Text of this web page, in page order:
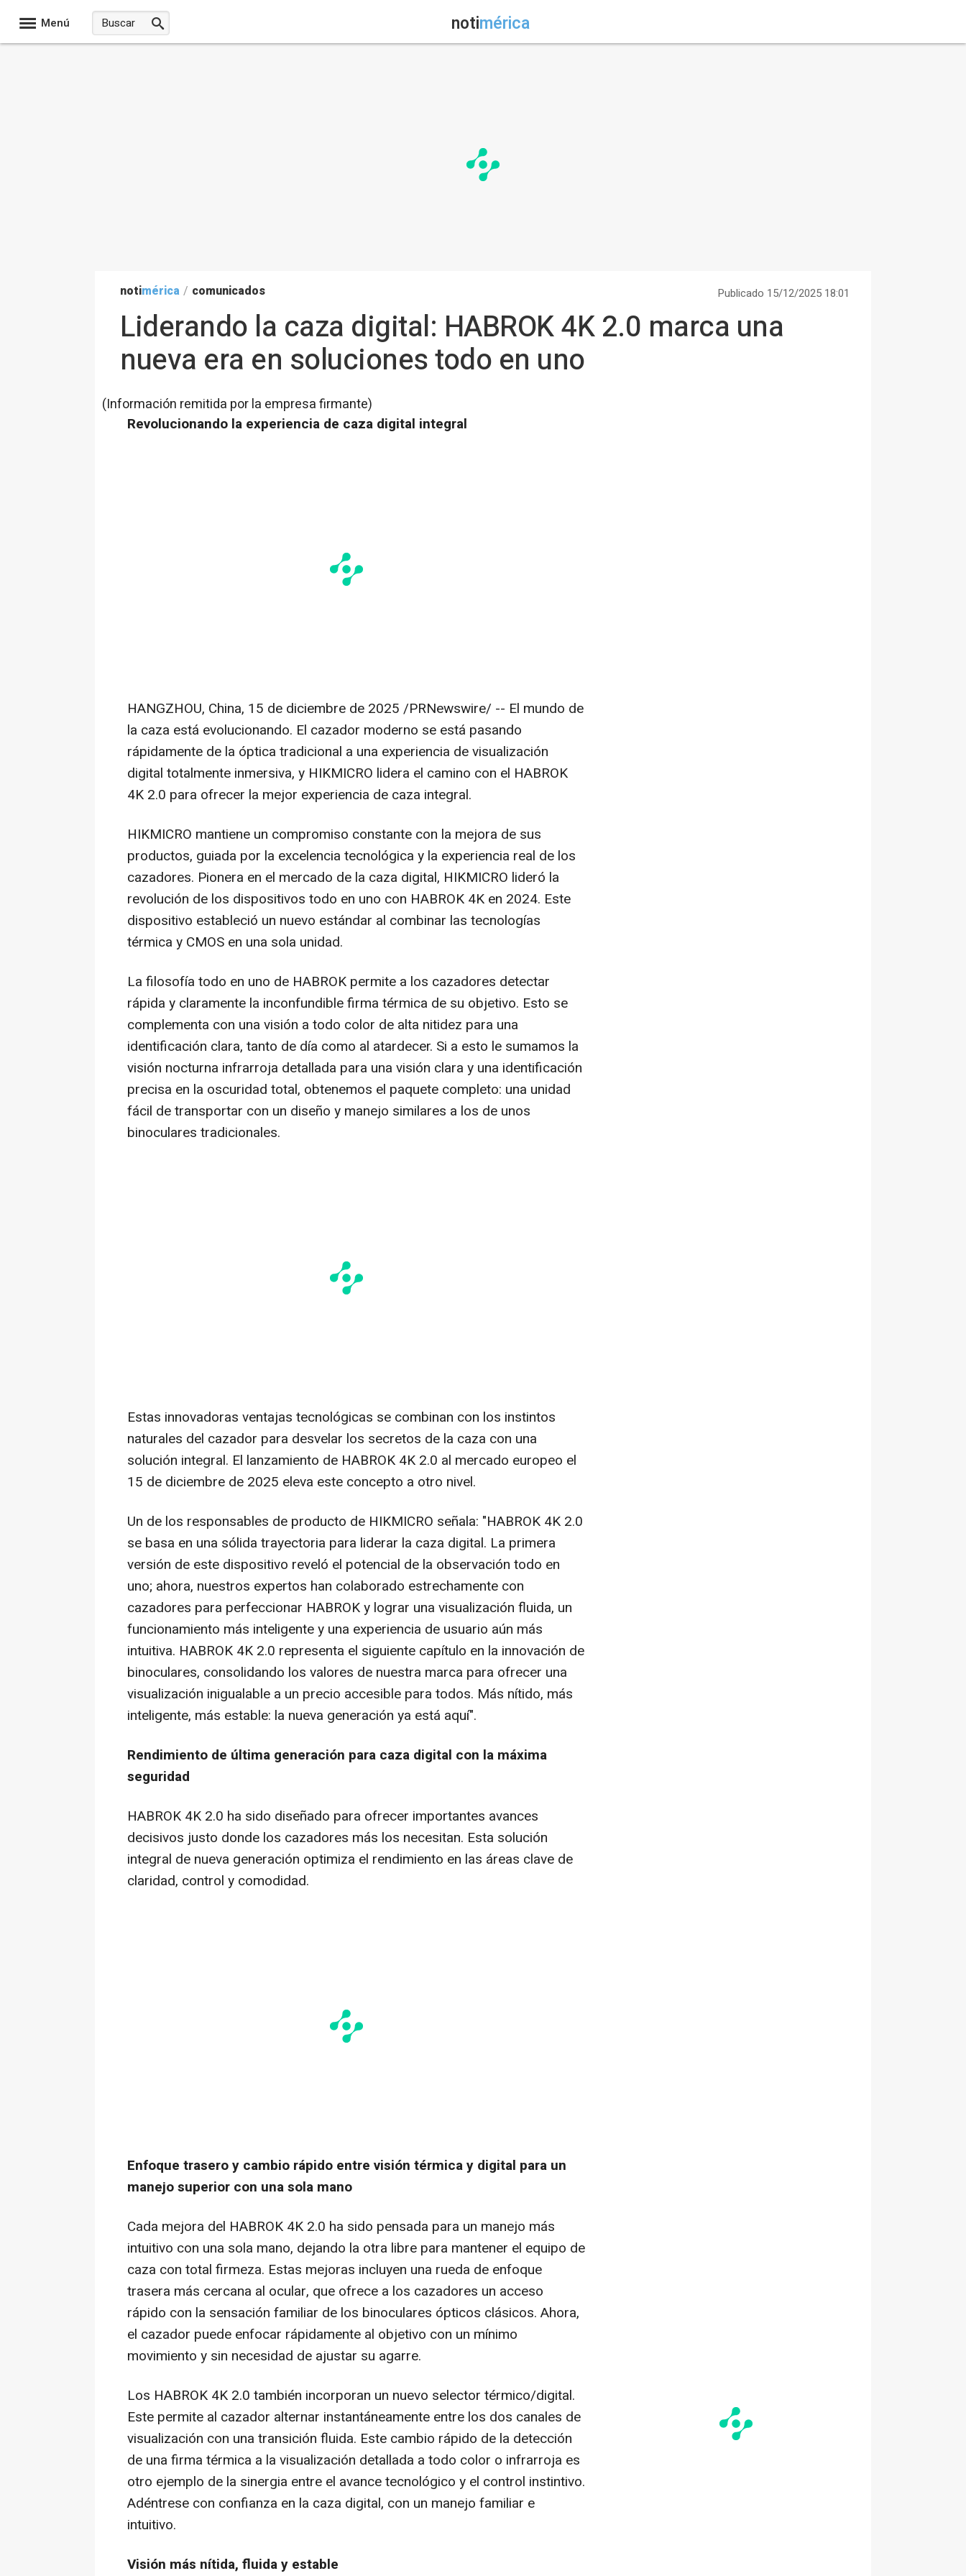
Menú notimérica
notimérica / comunicados Publicado 15/12/2025 18:01
Liderando la caza digital: HABROK 4K 2.0 marca una
nueva era en soluciones todo en uno
(Información remitida por la empresa firmante)
Revolucionando la experiencia de caza digital integral
HANGZHOU, China, 15 de diciembre de 2025 /PRNewswire/ -- El mundo de
la caza está evolucionando. El cazador moderno se está pasando
rápidamente de la óptica tradicional a una experiencia de visualización
digital totalmente inmersiva, y HIKMICRO lidera el camino con el HABROK
4K 2.0 para ofrecer la mejor experiencia de caza integral.
HIKMICRO mantiene un compromiso constante con la mejora de sus
productos, guiada por la excelencia tecnológica y la experiencia real de los
cazadores. Pionera en el mercado de la caza digital, HIKMICRO lideró la
revolución de los dispositivos todo en uno con HABROK 4K en 2024. Este
dispositivo estableció un nuevo estándar al combinar las tecnologías
térmica y CMOS en una sola unidad.
La filosofía todo en uno de HABROK permite a los cazadores detectar
rápida y claramente la inconfundible firma térmica de su objetivo. Esto se
complementa con una visión a todo color de alta nitidez para una
identificación clara, tanto de día como al atardecer. Si a esto le sumamos la
visión nocturna infrarroja detallada para una visión clara y una identificación
precisa en la oscuridad total, obtenemos el paquete completo: una unidad
fácil de transportar con un diseño y manejo similares a los de unos
binoculares tradicionales.
Estas innovadoras ventajas tecnológicas se combinan con los instintos
naturales del cazador para desvelar los secretos de la caza con una
solución integral. El lanzamiento de HABROK 4K 2.0 al mercado europeo el
15 de diciembre de 2025 eleva este concepto a otro nivel.
Un de los responsables de producto de HIKMICRO señala: "HABROK 4K 2.0
se basa en una sólida trayectoria para liderar la caza digital. La primera
versión de este dispositivo reveló el potencial de la observación todo en
uno; ahora, nuestros expertos han colaborado estrechamente con
cazadores para perfeccionar HABROK y lograr una visualización fluida, un
funcionamiento más inteligente y una experiencia de usuario aún más
intuitiva. HABROK 4K 2.0 representa el siguiente capítulo en la innovación de
binoculares, consolidando los valores de nuestra marca para ofrecer una
visualización inigualable a un precio accesible para todos. Más nítido, más
inteligente, más estable: la nueva generación ya está aquí".
Rendimiento de última generación para caza digital con la máxima
seguridad
HABROK 4K 2.0 ha sido diseñado para ofrecer importantes avances
decisivos justo donde los cazadores más los necesitan. Esta solución
integral de nueva generación optimiza el rendimiento en las áreas clave de
claridad, control y comodidad.
Enfoque trasero y cambio rápido entre visión térmica y digital para un
manejo superior con una sola mano
Cada mejora del HABROK 4K 2.0 ha sido pensada para un manejo más
intuitivo con una sola mano, dejando la otra libre para mantener el equipo de
caza con total firmeza. Estas mejoras incluyen una rueda de enfoque
trasera más cercana al ocular, que ofrece a los cazadores un acceso
rápido con la sensación familiar de los binoculares ópticos clásicos. Ahora,
el cazador puede enfocar rápidamente al objetivo con un mínimo
movimiento y sin necesidad de ajustar su agarre.
Los HABROK 4K 2.0 también incorporan un nuevo selector térmico/digital.
Este permite al cazador alternar instantáneamente entre los dos canales de
visualización con una transición fluida. Este cambio rápido de la detección
de una firma térmica a la visualización detallada a todo color o infrarroja es
otro ejemplo de la sinergia entre el avance tecnológico y el control instintivo.
Adéntrese con confianza en la caza digital, con un manejo familiar e
intuitivo.
Visión más nítida, fluida y estable